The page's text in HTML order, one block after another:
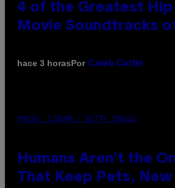
4 of the Greatest
Movie Soundtracks
hace 3 horasPor Caleb Catlin
PHOTO: IJDEMA / GETTY IMAGES
Humans Aren’t the
That Keep Pets,